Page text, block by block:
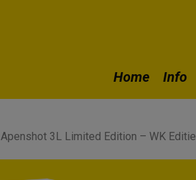
Home Info
Apenshot 3L Limited Edition – WK Editie